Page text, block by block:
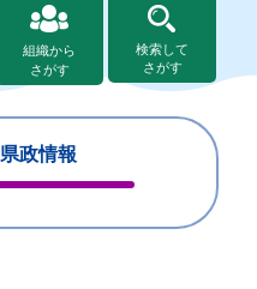
組織から
さがす
検索して
さがす
県政情報